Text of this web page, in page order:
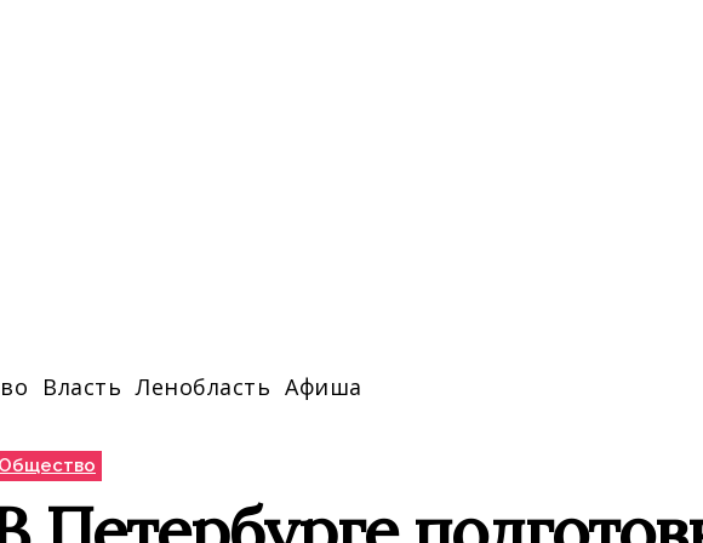
Власть Ленобласть Афиша
Общество